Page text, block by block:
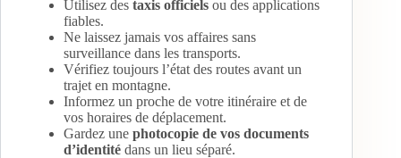
Utilisez des taxis officiels ou des applications
fiables.
Ne laissez jamais vos affaires sans
surveillance dans les transports.
Vérifiez toujours l’état des routes avant un
trajet en montagne.
Informez un proche de votre itinéraire et de
vos horaires de déplacement.
Gardez une photocopie de vos documents
d’identité dans un lieu séparé.